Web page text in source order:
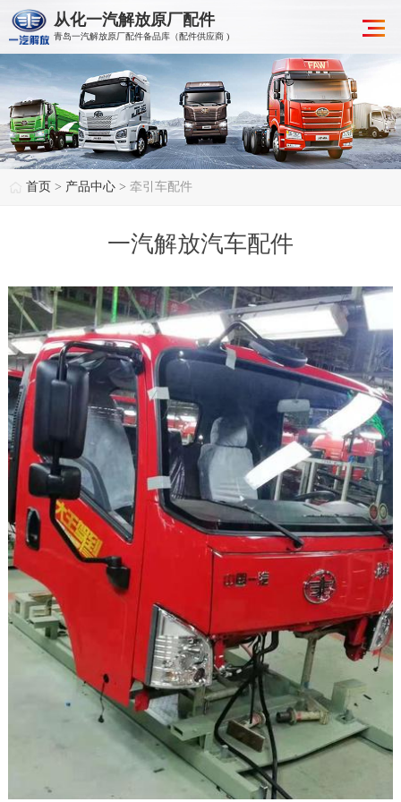
从化一汽解放原厂配件
青岛一汽解放原厂配件备品库（配件供应商 )
首页 > 产品中心 > 牵引车配件
一汽解放汽车配件